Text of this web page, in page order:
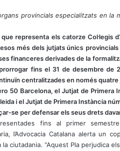
provincials especialitzats en la
que representa els catorze Col·legis
més dels jutjatsúnics
financeres derivades de la
fins el 31 de desembre de
centralitzades en només
50 Barcelona, el Jutjat de Primera
i el Jutjat de Primera Instància
se per defensar els seus drets
fins al primer
l’Advocacia Catalana alerta un
la ciutadania. “Aquest Pla perjudica